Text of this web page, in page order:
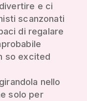
e ci
scanzonati
di regalare
so excited
nello
solo per